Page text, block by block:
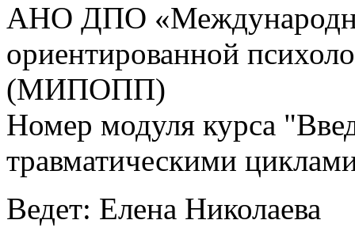
АНО ДПО
ориентированной
(МИПОПП)
Номер модуля курса
травматическими
Ведет: Елена Николаева